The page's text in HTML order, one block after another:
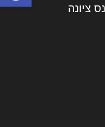
נס ציונה